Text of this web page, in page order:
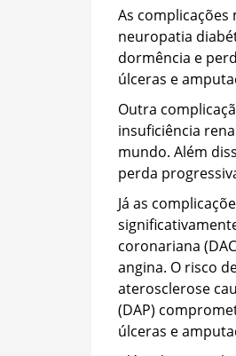
As
neuropatia
dormência e
úlceras e
Outra
insuficiência
mundo. Além
perda
Já as
coronariana
angina. O risco
aterosclerose
(DAP)
úlceras e